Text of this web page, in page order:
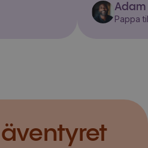
Adam
Pappa